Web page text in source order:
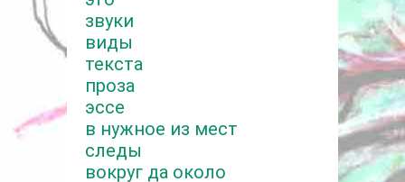
звуки
виды
текста
проза
эссе
в нужное из мест
следы
вокруг да около